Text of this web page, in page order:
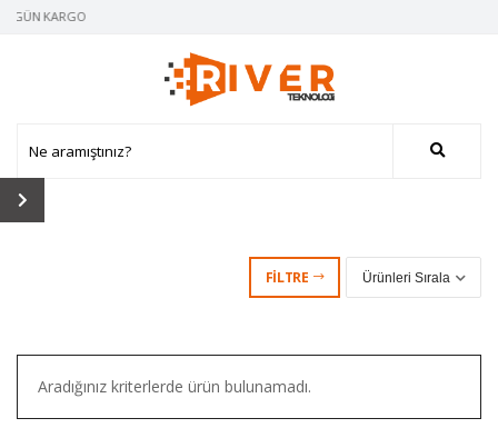
GÜN KARGO
FILTRE
Aradığınız kriterlerde ürün bulunamadı.